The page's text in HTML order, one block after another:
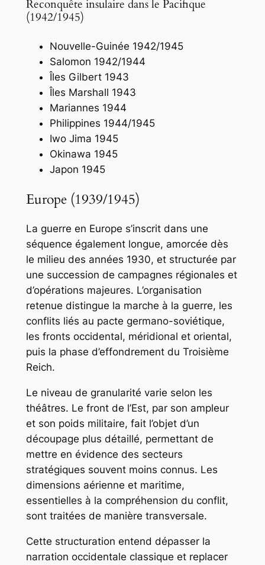
Reconquête insulaire dans le Pacifique
(1942/1945)
Nouvelle-Guinée 1942/1945
Salomon 1942/1944
Îles Gilbert 1943
Îles Marshall 1943
Mariannes 1944
Philippines 1944/1945
Iwo Jima 1945
Okinawa 1945
Japon 1945
Europe (1939/1945)
La guerre en Europe s’inscrit dans une
séquence également longue, amorcée dès
le milieu des années 1930, et structurée par
une succession de campagnes régionales et
d’opérations majeures. L’organisation
retenue distingue la marche à la guerre, les
conflits liés au pacte germano-soviétique,
les fronts occidental, méridional et oriental,
puis la phase d’effondrement du Troisième
Reich.
Le niveau de granularité varie selon les
théâtres. Le front de l’Est, par son ampleur
et son poids militaire, fait l’objet d’un
découpage plus détaillé, permettant de
mettre en évidence des secteurs
stratégiques souvent moins connus. Les
dimensions aérienne et maritime,
essentielles à la compréhension du conflit,
sont traitées de manière transversale.
Cette structuration entend dépasser la
narration occidentale classique et replacer